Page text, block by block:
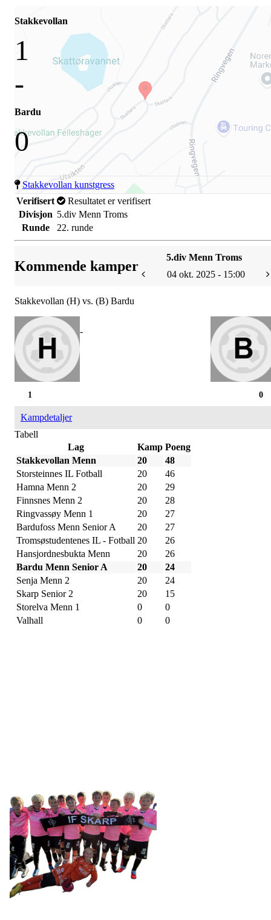
Stakkevollan
1
-
Bardu
0
Stakkevollan kunstgress
Verifisert
Resultatet er verifisert
Divisjon 5.div Menn Troms
Runde
22. runde
Kommende kamper
5.div Menn Troms
04 okt. 2025 - 15:00
Stakkevollan (H) vs. (B) Bardu
-
0
1
Kampdetaljer
Tabell
Lag
Kamp Poeng
Stakkevollan Menn
20
48
Storsteinnes IL Fotball
20
46
Hamna Menn 2
20
29
Finnsnes Menn 2
20
28
Ringvassøy Menn 1
20
27
Bardufoss Menn Senior A
20
27
Tromsøstudentenes IL - Fotball 20
26
Hansjordnesbukta Menn
20
26
Bardu Menn Senior A
20
24
Senja Menn 2
20
24
Skarp Senior 2
20
15
Storelva Menn 1
0
0
Valhall
0 0